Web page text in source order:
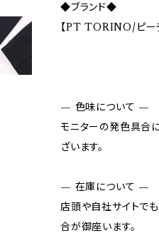
◆ブランド◆
【PT TORINO/ピーテ
— 色味について —
モニターの発色具合
ざいます。
— 在庫について —
店頭や自社サイトで
合が御座います。